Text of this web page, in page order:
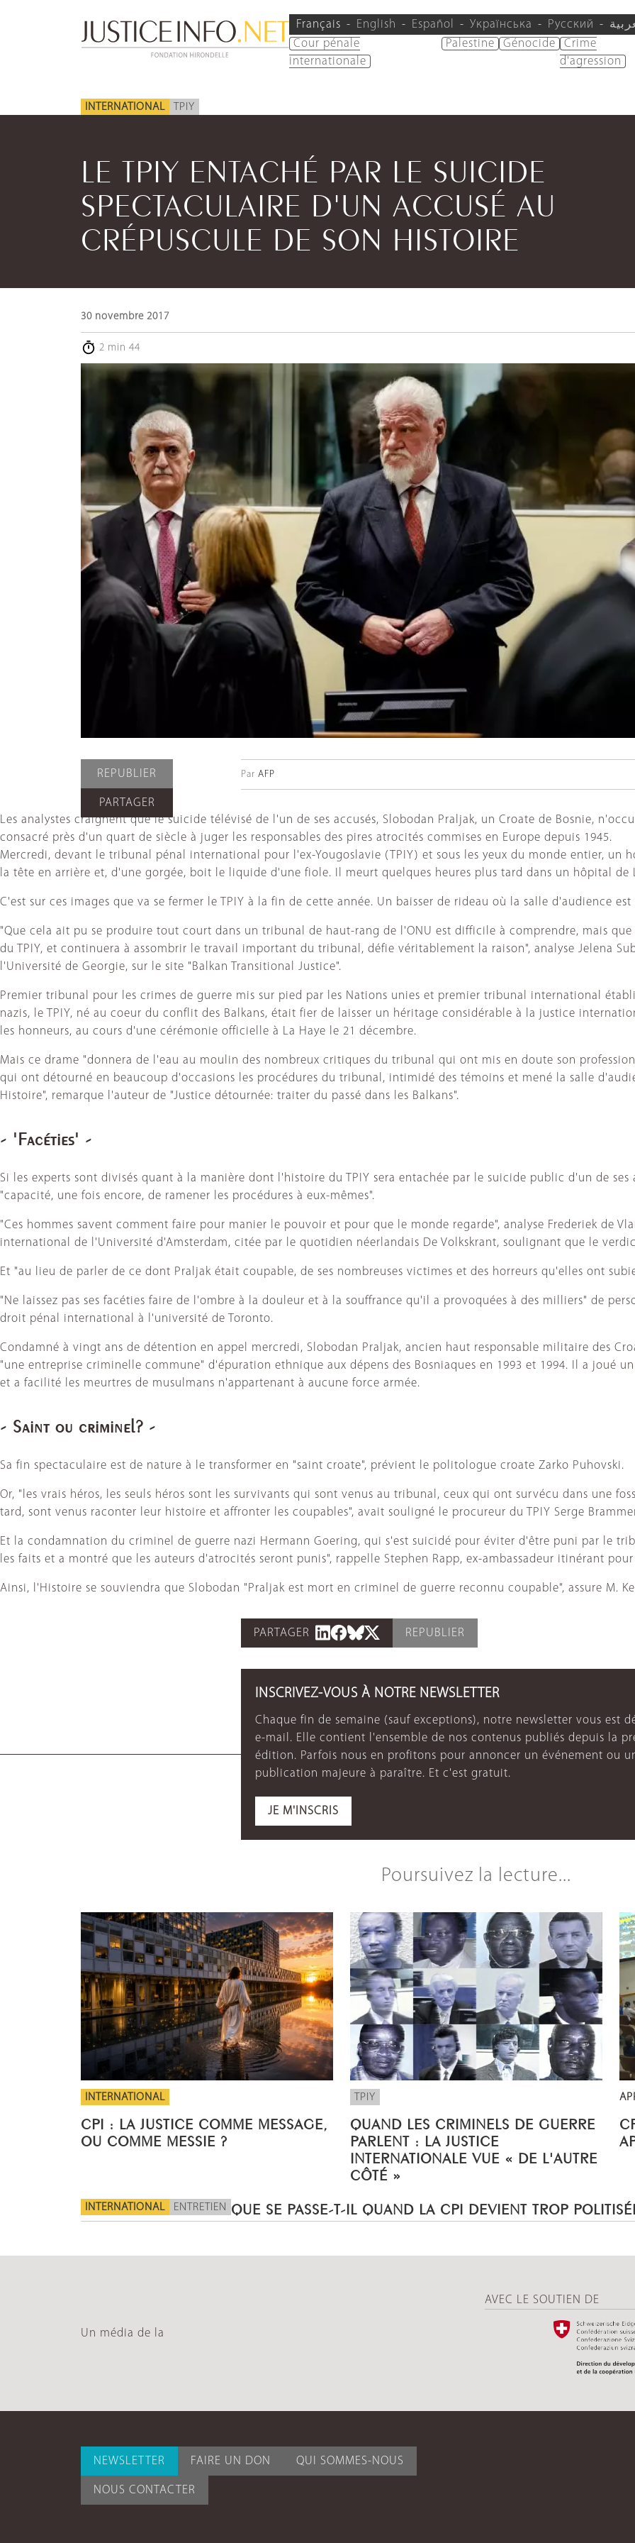
Français English Español Українська Русский
Cour pénale
internationale
Palestine Génocide
Crime
d'agression
INTERNATIONAL TPIY
LE TPIY ENTACHÉ PAR LE SUICIDE
SPECTACULAIRE D'UN ACCUSÉ AU
CRÉPUSCULE DE SON HISTOIRE
30 novembre 2017
2 min 44
REPUBLIER
PARTAGER
Par AFP
Les analystes craignent que le suicide télévisé de l'un de ses accusés, Slobodan Praljak, un Croate de Bosnie,
consacré près d'un quart de siècle à juger les responsables des pires atrocités commises en Europe depuis 1945.
Mercredi, devant le tribunal pénal international pour l'ex-Yougoslavie (TPIY) et sous les yeux du monde entier, un
la tête en arrière et, d'une gorgée, boit le liquide d'une fiole. Il meurt quelques heures plus tard dans un hôpital de
C'est sur ces images que va se fermer le TPIY à la fin de cette année. Un baisser de rideau où la salle d'audience
"Que cela ait pu se produire tout court dans un tribunal de haut-rang de l'ONU est difficile à comprendre, mais
du TPIY, et continuera à assombrir le travail important du tribunal, défie véritablement la raison", analyse Jelena
l'Université de Georgie, sur le site "Balkan Transitional Justice".
Premier tribunal pour les crimes de guerre mis sur pied par les Nations unies et premier tribunal international
nazis, le TPIY, né au coeur du conflit des Balkans, était fier de laisser un héritage considérable à la justice
les honneurs, au cours d'une cérémonie officielle à La Haye le 21 décembre.
Mais ce drame "donnera de l'eau au moulin des nombreux critiques du tribunal qui ont mis en doute son
qui ont détourné en beaucoup d'occasions les procédures du tribunal, intimidé des témoins et mené la salle
Histoire", remarque l'auteur de "Justice détournée: traiter du passé dans les Balkans".
- 'Facéties' -
Si les experts sont divisés quant à la manière dont l'histoire du TPIY sera entachée par le suicide public d'un de
"capacité, une fois encore, de ramener les procédures à eux-mêmes".
"Ces hommes savent comment faire pour manier le pouvoir et pour que le monde regarde", analyse Frederiek de
international de l'Université d'Amsterdam, citée par le quotidien néerlandais De Volkskrant, soulignant que le
Et "au lieu de parler de ce dont Praljak était coupable, de ses nombreuses victimes et des horreurs qu'elles ont
"Ne laissez pas ses facéties faire de l'ombre à la douleur et à la souffrance qu'il a provoquées à des milliers" de
droit pénal international à l'université de Toronto.
Condamné à vingt ans de détention en appel mercredi, Slobodan Praljak, ancien haut responsable militaire des
"une entreprise criminelle commune" d'épuration ethnique aux dépens des Bosniaques en 1993 et 1994. Il a joué
et a facilité les meurtres de musulmans n'appartenant à aucune force armée.
- Saint ou criminel? -
Sa fin spectaculaire est de nature à le transformer en "saint croate", prévient le politologue croate Zarko Puhovski.
Or, "les vrais héros, les seuls héros sont les survivants qui sont venus au tribunal, ceux qui ont survécu dans une
tard, sont venus raconter leur histoire et affronter les coupables", avait souligné le procureur du TPIY Serge
Et la condamnation du criminel de guerre nazi Hermann Goering, qui s'est suicidé pour éviter d'être puni par le
les faits et a montré que les auteurs d'atrocités seront punis", rappelle Stephen Rapp, ex-ambassadeur itinérant
Ainsi, l'Histoire se souviendra que Slobodan "Praljak est mort en criminel de guerre reconnu coupable", assure M.
PARTAGER REPUBLIER
INSCRIVEZ-VOUS À NOTRE NEWSLETTER
Chaque fin de semaine (sauf exceptions), notre newsletter vous est
e-mail. Elle contient l'ensemble de nos contenus publiés depuis la
édition. Parfois nous en profitons pour annoncer un événement ou
publication majeure à paraître. Et c'est gratuit.
JE M'INSCRIS
Poursuivez la lecture...
INTERNATIONAL
CPI : LA JUSTICE COMME MESSAGE,
OU COMME MESSIE ?
TPIY
QUAND LES CRIMINELS DE GUERRE
PARLENT : LA JUSTICE
INTERNATIONALE VUE « DE L'AUTRE
CÔTÉ »
INTERNATIONAL ENTRETIEN QUE SE PASSE-T-IL QUAND LA CPI DEVIENT TROP
Un média de la
AVEC LE SOUTIEN DE
NEWSLETTER FAIRE UN DON QUI SOMMES-NOUS
NOUS CONTACTER